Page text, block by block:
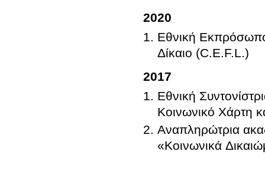
2020
Εθνική
Δίκαιο (C.E.F.L.)
2017
Εθνική
Κοινωνικό Χάρτη
Αναπληρώτρια
«Κοινωνικά